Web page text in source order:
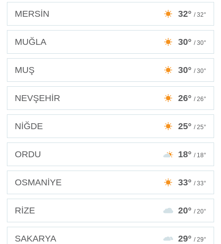
MERSİN 32° / 32°
MUĞLA 30° / 30°
MUŞ 30° / 30°
NEVŞEHİR 26° / 26°
NİĞDE 25° / 25°
ORDU 18° / 18°
OSMANİYE 33° / 33°
RİZE 20° / 20°
SAKARYA 29° / 29°